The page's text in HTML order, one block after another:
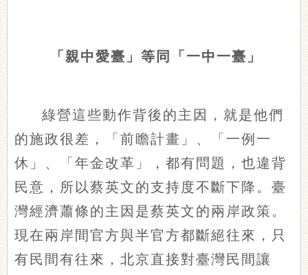
「親中愛臺」等同「一中一臺」
綠營這些動作背後的主因，就是他們
的施政很差，「前瞻計畫」、「一例一
休」、「年金改革」，都有問題，也違背
民意，所以蔡英文的支持度不斷下降。臺
灣經濟蕭條的主因是蔡英文的兩岸政策。
現在兩岸間官方與半官方都斷絕往來，只
有民間有往來，北京直接對臺灣民間讓